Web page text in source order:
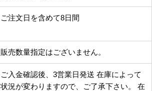
ご注文日を含めて8日間
販売数量指定はございません。
ご入金確認後、3営業日発送 在庫によって
状況が変わりますので、ご了承下さい。 在